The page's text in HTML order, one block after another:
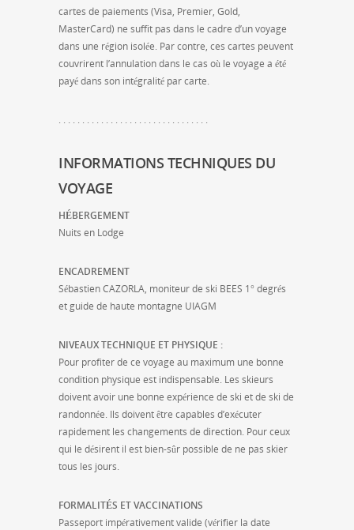
cartes de paiements (Visa, Premier, Gold,
MasterCard) ne suffit pas dans le cadre d’un voyage
dans une région isolée. Par contre, ces cartes peuvent
couvrirent l’annulation dans le cas où le voyage a été
payé dans son intégralité par carte.
. . . . . . . . . . . . . . . . . . . . . . . . . . . . . . . .
INFORMATIONS TECHNIQUES DU
VOYAGE
HÉBERGEMENT
Nuits en Lodge
ENCADREMENT
Sébastien CAZORLA, moniteur de ski BEES 1° degrés
et guide de haute montagne UIAGM
NIVEAUX TECHNIQUE ET PHYSIQUE :
Pour profiter de ce voyage au maximum une bonne
condition physique est indispensable. Les skieurs
doivent avoir une bonne expérience de ski et de ski de
randonnée. Ils doivent être capables d’exécuter
rapidement les changements de direction. Pour ceux
qui le désirent il est bien-sûr possible de ne pas skier
tous les jours.
FORMALITÉS ET VACCINATIONS
Passeport impérativement valide (vérifier la date